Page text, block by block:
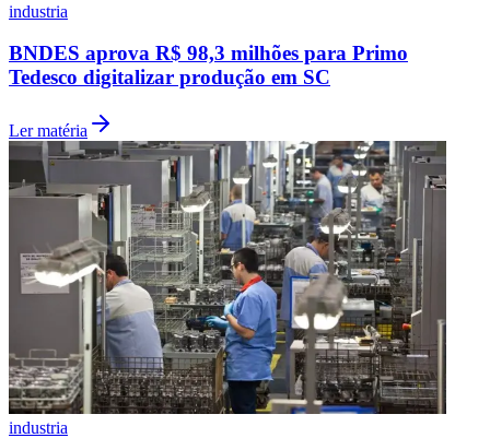
Santos
industria
BNDES aprova R$ 98,3 milhões para Primo
Tedesco digitalizar produção em SC
Ler matéria
industria